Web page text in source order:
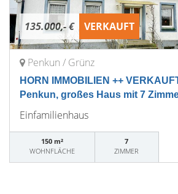
135.000,- € VERKAUFT
Penkun / Grünz
HORN IMMOBILIEN ++
Penkun, großes Haus mit 7
Einfamilienhaus
150 m²
WOHNFLÄCHE
7
ZIMMER